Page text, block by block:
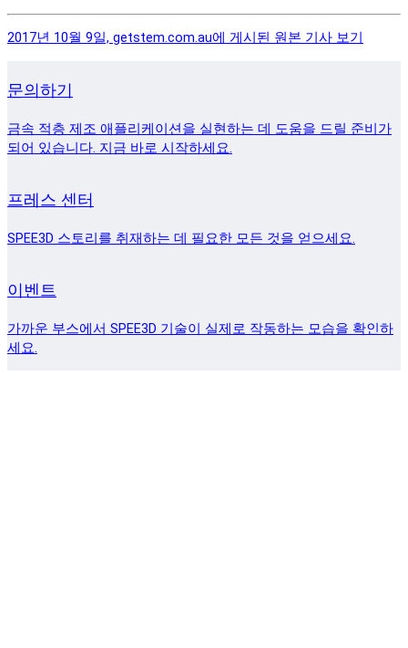
2017년 10월 9일, getstem.com.au에 게시된 원본 기사 보기
문의하기
금속 적층 제조 애플리케이션을 실현하는 데 도움을 드릴 준비가
되어 있습니다. 지금 바로 시작하세요.
프레스 센터
SPEE3D 스토리를 취재하는 데 필요한 모든 것을 얻으세요.
이벤트
가까운 부스에서 SPEE3D 기술이 실제로 작동하는 모습을 확인하
세요.